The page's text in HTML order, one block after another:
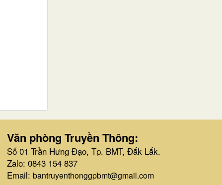
Văn phòng Truyền Thông:
Số 01 Trần Hưng Đạo, Tp. BMT, Đắk Lắk.
Zalo: 0843 154 837
Email: bantruyenthonggpbmt@gmail.com